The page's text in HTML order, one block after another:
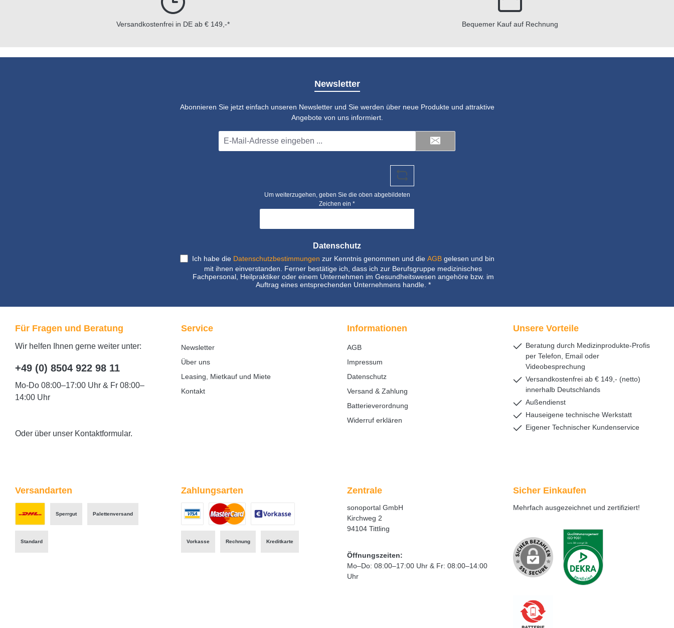
Versandkostenfrei in DE ab € 149,-* Bequemer Kauf auf Rechnung
Newsletter
Abonnieren Sie jetzt einfach unseren Newsletter und Sie werden über neue Produkte und attraktive
Angebote von uns informiert.
Mail-
Um weiterzugehen, geben Sie die oben abgebildeten
Zeichen ein *
Datenschutz
Ich habe die Datenschutzbestimmungen zur Kenntnis genommen und die AGBgelesen und bin
mit ihnen einverstanden. Ferner bestätige ich, dass ich zur Berufsgruppe medizinisches
Fachpersonal, Heilpraktiker oder einem Unternehmen im Gesundheitswesen angehöre bzw. im
Auftrag eines entsprechenden Unternehmens handle. *
Für Fragen und Beratung
Wir helfen Ihnen gerne weiter unter:
+49 (0) 8504 922 98 11
Mo-Do 08:00–17:00 Uhr & Fr 08:00–
14:00 Uhr
Oder über unser Kontaktformular.
Unsere Vorteile
Beratung durch Medizinprodukte-Profis
per Telefon, Email oder
Videobesprechung
Versandkostenfrei ab € 149,- (netto)
innerhalb Deutschlands
Außendienst
Hauseigene technische Werkstatt
Eigener Technischer Kundenservice
Zentrale
sonoportal GmbH
Kirchweg 2
94104 Tittling
Öffnungszeiten:
Mo–Do: 08:00–17:00 Uhr & Fr: 08:00–14:00
Uhr
Sicher Einkaufen
Mehrfach ausgezeichnet und zertifiziert!
Service
Newsletter
Über uns
Leasing, Mietkauf und Miete
Kontakt
Informationen
AGB
Impressum
Datenschutz
Versand & Zahlung
Batterieverordnung
Widerruf erklären
Versandarten
Standard
Sperrgut Palettenversand
Zahlungsarten
Vorkasse Rechnung Kreditkarte